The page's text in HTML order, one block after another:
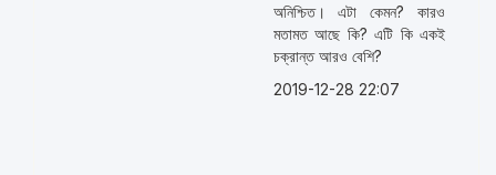
অনিশ্চিত। এটা কেমন? কারও
মতামত আছে কি? এটি কি একই
চক্রান্ত আরও বেশি?
2019-12-28 22:07